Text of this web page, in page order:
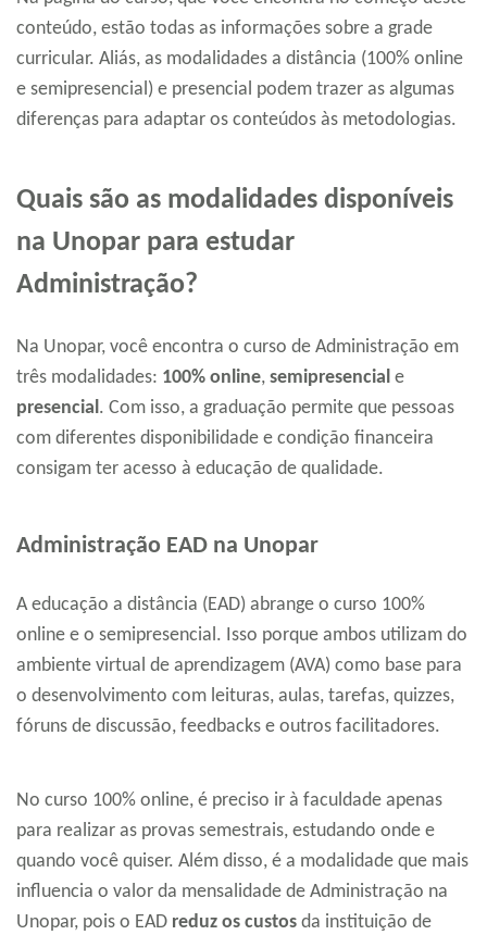
conteúdo, estão todas as informações sobre a grade
curricular. Aliás, as modalidades a distância (100% online
e semipresencial) e presencial podem trazer as algumas
diferenças para adaptar os conteúdos às metodologias.
Quais são as modalidades disponíveis
na Unopar para estudar
Administração?
Na Unopar, você encontra o curso de Administração em
três modalidades: 100% online, semipresencial e
presencial. Com isso, a graduação permite que pessoas
com diferentes disponibilidade e condição financeira
consigam ter acesso à educação de qualidade.
Administração EAD na Unopar
A educação a distância (EAD) abrange o curso 100%
online e o semipresencial. Isso porque ambos utilizam do
ambiente virtual de aprendizagem (AVA) como base para
o desenvolvimento com leituras, aulas, tarefas, quizzes,
fóruns de discussão, feedbacks e outros facilitadores.
No curso 100% online, é preciso ir à faculdade apenas
para realizar as provas semestrais, estudando onde e
quando você quiser. Além disso, é a modalidade que mais
influencia o valor da mensalidade de Administração na
Unopar, pois o EAD reduz os custos da instituição de